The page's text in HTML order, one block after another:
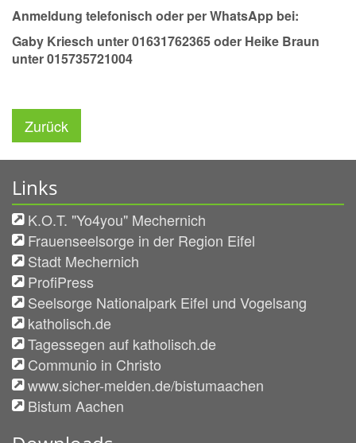
Anmeldung telefonisch oder per WhatsApp bei:
Gaby Kriesch unter 01631762365 oder Heike Braun
unter 015735721004
Zurück
Links
K.O.T. "Yo4you" Mechernich
Frauenseelsorge in der Region Eifel
Stadt Mechernich
ProfiPress
Seelsorge Nationalpark Eifel und Vogelsang
katholisch.de
Tagessegen auf katholisch.de
Communio in Christo
www.sicher-melden.de/bistumaachen
Bistum Aachen